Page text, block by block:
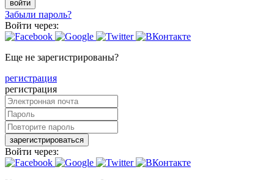
войти
Забыли пароль?
Войти через:
Еще не зарегистрированы?
регистрация
регистрация
зарегистрироваться
Войти через: